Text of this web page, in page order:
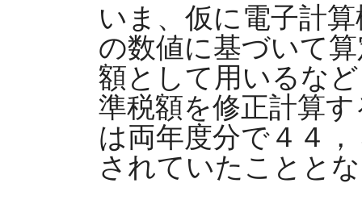
いま、仮に電子計
の数値に基づいて
額として用いるな
準税額を修正計算
は両年度分で４４
されていたことと